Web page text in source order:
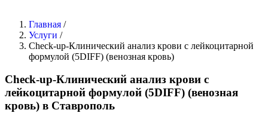
Главная /
Услуги /
Check-up-Клинический анализ крови с лейкоцитарной
формулой (5DIFF) (венозная кровь)
Check-up-Клинический анализ крови с
лейкоцитарной формулой (5DIFF) (венозная
кровь) в Ставрополь